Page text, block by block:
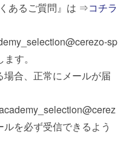
あるご質問』は ⇒コチラ
sp
す。
合、正常にメールが届
を必ず受信できるよう